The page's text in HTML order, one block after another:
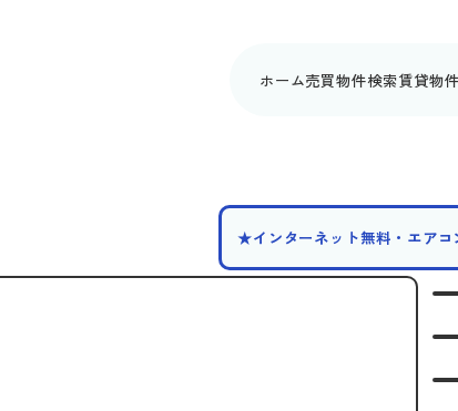
ホーム売買物件検索賃貸物
★インターネット無料・エアコ